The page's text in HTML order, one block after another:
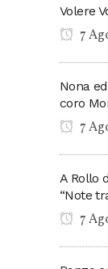
Volere
7
Nona
coro
7
A Rollo
“Note
7